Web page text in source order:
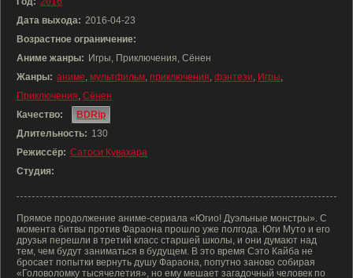
Дата выхода: 2016-04-23
Возрастное ограничение:
Аниме жанры: Игры, Приключения, Сёнен
Жанры: аниме, мультфильм, приключения, фэнтези, Игры,
Приключения, Сёнен
Качество:
BDRip
Длительность: 130
Режиссёр: Сатоси Кувахара
Студия:
Прямое продолжение аниме-сериала «Югио! Дуэльные монстры». С
момента битвы против Фараона прошло уже полгода. Юги Муто и его
друзья перешли в третий класс старшей школы, и они думают над
тем, чем будут заниматься в будущем. В это время Сэто Кайба не
бросает попытки вернуть душу Фараона, попутно заново собирая
«Головоломку тысячелетия», но ему мешает загадочный человек по